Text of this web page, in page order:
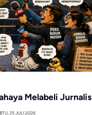
Melabeli Jurnalis
25 JULI 2026